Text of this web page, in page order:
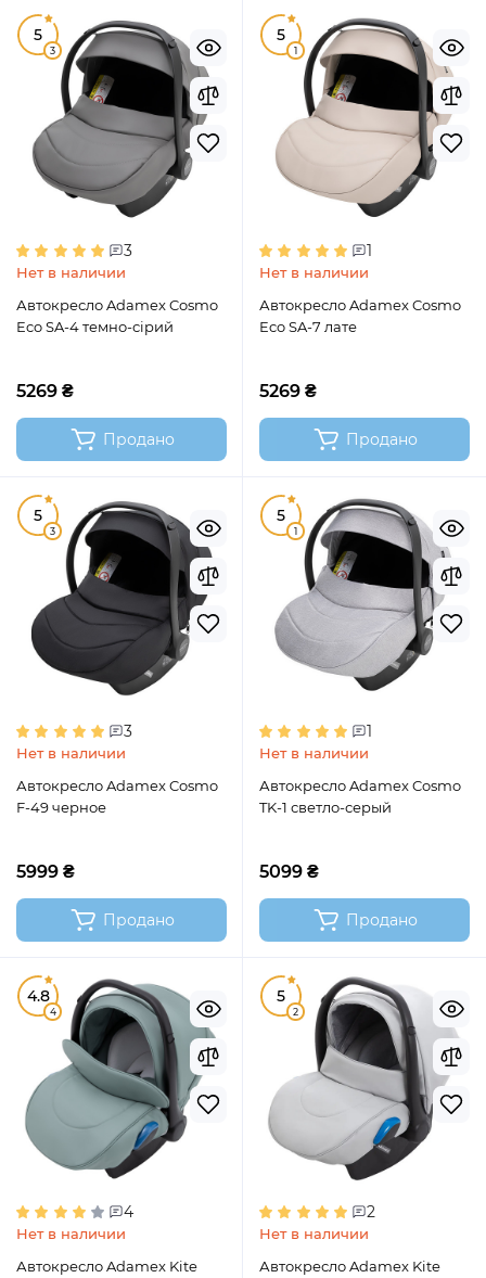
5
3
3
Нет в наличии
Автокресло Adamex Cosmo
Eco SA-4 темно-сірий
5269 ₴
Продано
5
1
1
Нет в наличии
Автокресло Adamex Cosmo
Eco SA-7 лате
5269 ₴
Продано
5
3
3
Нет в наличии
Автокресло Adamex Cosmo
F-49 черное
5999 ₴
Продано
5
1
1
Нет в наличии
Автокресло Adamex Cosmo
TK-1 светло-серый
5099 ₴
Продано
4.8
4
4
Нет в наличии
Автокресло Adamex Kite
5
2
2
Нет в наличии
Автокресло Adamex Kite